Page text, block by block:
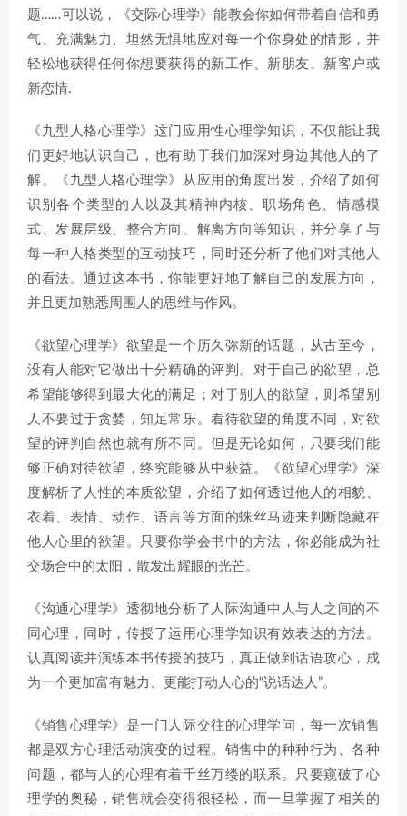
题……可以说，《交际心理学》能教会你如何带着自信和勇
气、充满魅力、坦然无惧地应对每一个你身处的情形，并
轻松地获得任何你想要获得的新工作、新朋友、新客户或
新恋情.
《九型人格心理学》这门应用性心理学知识，不仅能让我
们更好地认识自己，也有助于我们加深对身边其他人的了
解。《九型人格心理学》从应用的角度出发，介绍了如何
识别各个类型的人以及其精神内核、职场角色、情感模
式、发展层级、整合方向、解离方向等知识，并分享了与
每一种人格类型的互动技巧，同时还分析了他们对其他人
的看法。通过这本书，你能更好地了解自己的发展方向，
并且更加熟悉周围人的思维与作风。
《欲望心理学》欲望是一个历久弥新的话题，从古至今，
没有人能对它做出十分精确的评判。对于自己的欲望，总
希望能够得到最大化的满足；对于别人的欲望，则希望别
人不要过于贪婪，知足常乐。看待欲望的角度不同，对欲
望的评判自然也就有所不同。但是无论如何，只要我们能
够正确对待欲望，终究能够从中获益。《欲望心理学》深
度解析了人性的本质欲望，介绍了如何透过他人的相貌、
衣着、表情、动作、语言等方面的蛛丝马迹来判断隐藏在
他人心里的欲望。只要你学会书中的方法，你必能成为社
交场合中的太阳，散发出耀眼的光芒。
《沟通心理学》透彻地分析了人际沟通中人与人之间的不
同心理，同时，传授了运用心理学知识有效表达的方法。
认真阅读并演练本书传授的技巧，真正做到话语攻心，成
为一个更加富有魅力、更能打动人心的“说话达人”。
《销售心理学》是一门人际交往的心理学问，每一次销售
都是双方心理活动演变的过程。销售中的种种行为、各种
问题，都与人的心理有着千丝万缕的联系。只要窥破了心
理学的奥秘，销售就会变得很轻松，而一旦掌握了相关的